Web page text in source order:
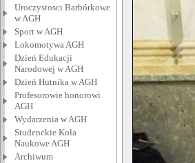
Uroczystosci Barbórkowe
w AGH
Sport w AGH
Lokomotywa AGH
Dzień Edukacji
Narodowej w AGH
Dzień Hutnika w AGH
Profesorowie honorowi
AGH
Wydarzenia w AGH
Studenckie Koła
Naukowe AGH
Archiwum